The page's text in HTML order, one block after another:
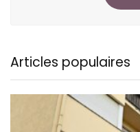
Articles populaires